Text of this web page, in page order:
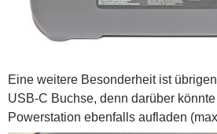
Eine weitere Besonderheit ist
USB-C Buchse, denn darüber
Powerstation ebenfalls aufladen